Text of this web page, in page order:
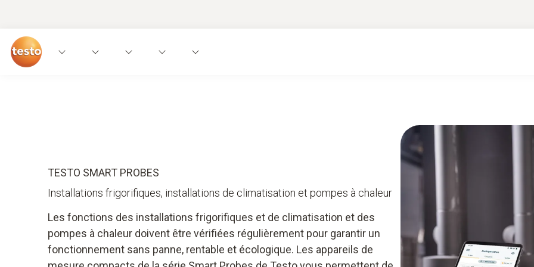
Appareils de mesure
TESTO SMART PROBES
Installations frigorifiques, installations de climatisation et pompes à chaleur
Les fonctions des installations frigorifiques et de climatisation et des
pompes à chaleur doivent être vérifiées régulièrement pour garantir un
fonctionnement sans panne, rentable et écologique. Les appareils de